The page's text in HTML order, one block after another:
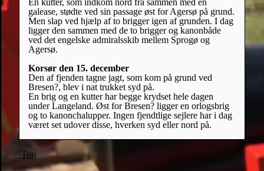
En kutter, som indkom nord fra sammen med en
galease, stødte ved sin passage øst for Agersø på grund.
Men slap ved hjælp af to brigger igen af grunden. I dag
ligger den sammen med de to brigger og kanonbåde
ved det engelske admiralsskib mellem Sprogø og
Agersø.
Korsør den 15. december
Den af fjenden tagne jagt, som kom på grund ved
Bresen?, blev i nat trukket syd på.
En brig og en kutter har begge krydset hele dagen
under Langeland. Øst for Bresen? ligger en orlogsbrig
og to kanonchalupper. Ingen fjendtlige sejlere har i dag
været set udover disse, hverken syd eller nord på.
Top